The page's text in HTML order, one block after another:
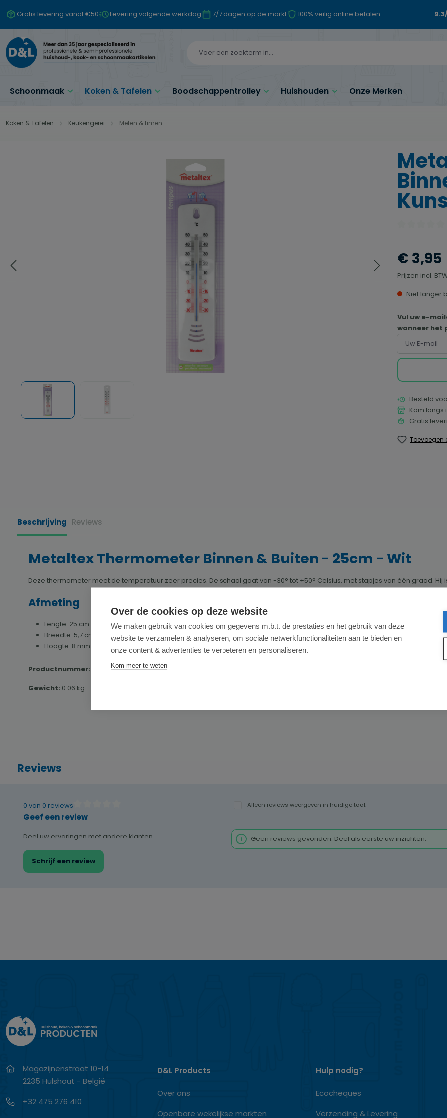
de hoofdinhoud
Ga naar de zoekopdracht
Ga naar de hoofdnavigatie
Gratis levering vanaf €50 Levering volgende werkdag 7/7 dagen op de markt 100% veilig online betalen
Schoonmaak Koken & Tafelen Boodschappentrolley Huishouden Onze Merken
Koken & Tafelen Keukengerei Meten & timen
€ 3,95
Prijzen incl.
Niet langer
Vul uw e-
wanneer het
Besteld
Kom langs
Gratis
Toevoegen
Beschrijving Reviews
Metaltex Thermometer Binnen & Buiten - 25cm - Wit
Deze thermometer meet de temperatuur zeer precies. De schaal gaat van -30° tot +50° Celsius, met stapjes van één graad. Hij
Afmeting
Lengte: 25 cm.
Breedte: 5,7 cm.
Hoogte: 8 mm.
Productnummer:
METALTEX298004
Gewicht: 0.06 kg
Reviews
0 van 0 reviews
Gemiddelde waardering van 0 van 5 sterren
Geef een review
Deel uw ervaringen met andere klanten.
Schrijf een review
Alleen reviews weergeven in huidige taal.
Geen reviews gevonden. Deel als eerste uw inzichten.
Magazijnenstraat 10-14
2235 Hulshout - België
+32 475 276 410
D&L Products
Over ons
Openbare wekelijkse markten
Hulp nodig?
Ecocheques
Verzending & Levering
Over de cookies op deze website
We maken gebruik van cookies om gegevens m.b.t. de prestaties en het gebruik van deze
website te verzamelen & analyseren, om sociale netwerkfunctionaliteiten aan te bieden en
onze content & advertenties te verbeteren en personaliseren.
Kom meer te weten